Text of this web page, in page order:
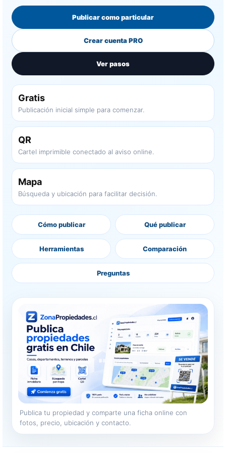
Publicar como particular
Crear cuenta PRO
Ver pasos
Gratis
Publicación inicial simple para comenzar.
QR
Cartel imprimible conectado al aviso online.
Mapa
Búsqueda y ubicación para facilitar decisión.
Cómo publicar Qué publicar
Herramientas Comparación
Preguntas
Publica tu propiedad y comparte una ficha online con
fotos, precio, ubicación y contacto.